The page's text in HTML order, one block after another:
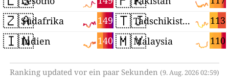
🇿🇦 149
Südafrika
🇮🇳 140
Indien
🇹🇯 113
Tadschikistan
🇲🇾 110
Malaysia
Ranking updated vor ein paar Sekunden (9. Aug. 2026 02:59)